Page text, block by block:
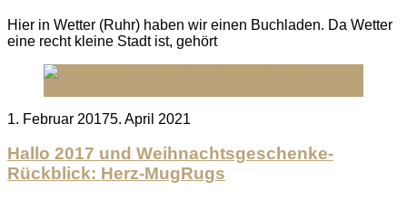
Hier in Wetter (Ruhr) haben wir einen Buchladen. Da Wetter
eine recht kleine Stadt ist, gehört
Posted
1. Februar 20175. April 2021
Hallo 2017 und Weihnachtsgeschenke-
Rückblick: Herz-MugRugs